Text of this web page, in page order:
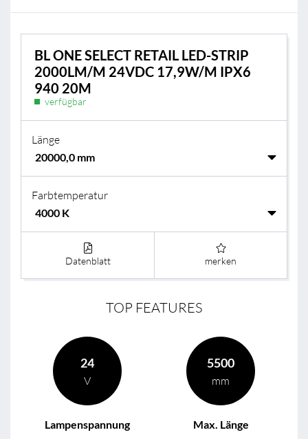
BL ONE SELECT RETAIL LED-STRIP
2000LM/M 24VDC 17,9W/M IPX6
940 20M
verfügbar
Länge
Farbtemperatur
Datenblatt merken
TOP FEATURES
24
V
Lampenspannung
5500
mm
Max. Länge